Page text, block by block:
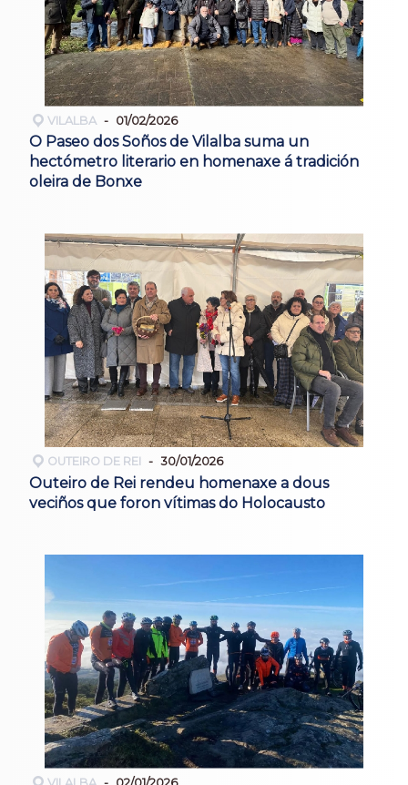
VILALBA 01/02/2026
O Paseo dos Soños de Vilalba suma un
hectómetro literario en homenaxe á tradición
oleira de Bonxe
OUTEIRO DE REI 30/01/2026
Outeiro de Rei rendeu homenaxe a dous
veciños que foron vítimas do Holocausto